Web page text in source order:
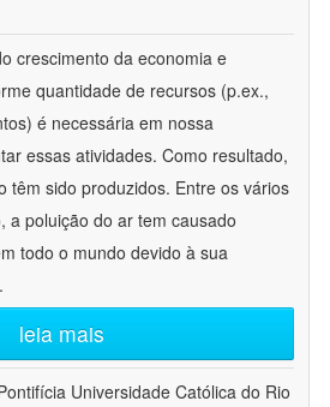
crescimento da economia e
quantidade de recursos (p.ex.,
é necessária em nossa
essas atividades. Como resultado,
têm sido produzidos. Entre os vários
a poluição do ar tem causado
todo o mundo devido à sua
leia mais
Universidade Católica do Rio